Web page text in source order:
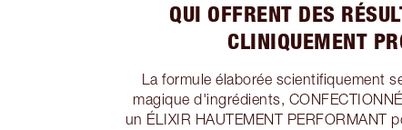
QUI OFFRENT DES
CLINIQUEMENT
La formule élaborée scientifiquement
magique d'ingrédients,
un ÉLIXIR HAUTEMENT PERFORMANT